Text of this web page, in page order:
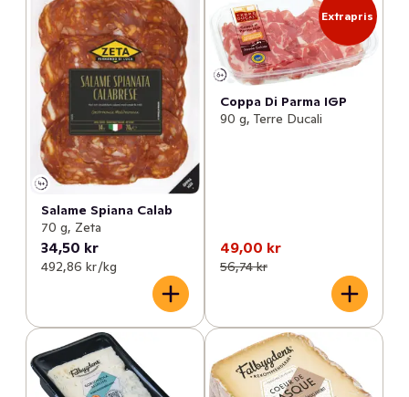
Salame Spiana Calab
70 g, Zeta
34,50 kr
492,86 kr /kg
Extrapris
Coppa Di Parma IGP
90 g, Terre Ducali
49,00 kr
56,74 kr